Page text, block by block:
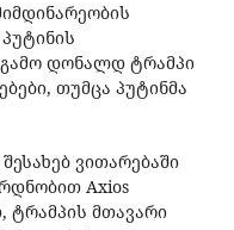
დონალდ ტრამპი
თუმცა პუტინმა
ვითარებაში
Axios
ტრამპის მთავარი